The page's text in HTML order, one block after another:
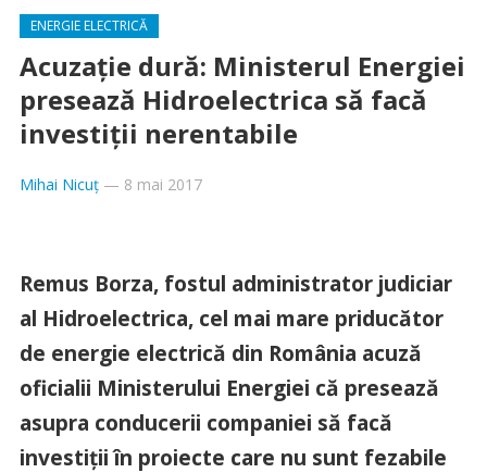
ENERGIE ELECTRICĂ
Acuzaţie dură: Ministerul Energiei
presează Hidroelectrica să facă
investiţii nerentabile
Mihai Nicuț— 8 mai 2017
Remus Borza, fostul administrator judiciar
al Hidroelectrica, cel mai mare priducător
de energie electrică din România acuză
oficialii Ministerului Energiei că presează
asupra conducerii companiei să facă
investiţii în proiecte care nu sunt fezabile